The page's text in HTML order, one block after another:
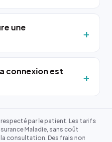
une
connexion est
par le patient. Les tarifs
Maladie, sans coût
consultation. Des frais non